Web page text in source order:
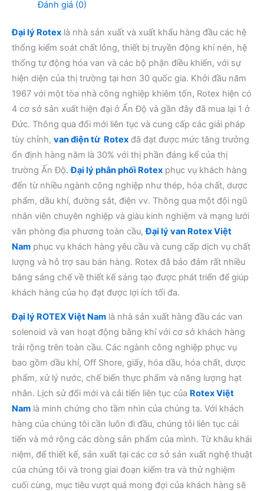
Đánh giá (0)
Đại lý Rotex là nhà sản xuất và xuất khẩu hàng đầu các hệ
thống kiểm soát chất lỏng, thiết bị truyền động khí nén, hệ
thống tự động hóa van và các bộ phận điều khiển, với sự
hiện diện của thị trường tại hơn 30 quốc gia. Khởi đầu năm
1967 với một tòa nhà công nghiệp khiêm tốn, Rotex hiện có
4 cơ sở sản xuất hiện đại ở Ấn Độ và gần đây đã mua lại 1 ở
Đức. Thông qua đổi mới liên tục và cung cấp các giải pháp
tùy chỉnh, van điện từ Rotex đã đạt được mức tăng trưởng
ổn định hàng năm là 30% với thị phần đáng kể của thị
trường Ấn Độ.Đại lý phân phối Rotex phục vụ khách hàng
đến từ nhiều ngành công nghiệp như thép, hóa chất, dược
phẩm, dầu khí, đường sắt, điện vv. Thông qua một đội ngũ
nhân viên chuyên nghiệp và giàu kinh nghiệm và mạng lưới
văn phòng địa phương toàn cầu,Đại lý van Rotex Việt
Nam phục vụ khách hàng yêu cầu và cung cấp dịch vụ chất
lượng và hỗ trợ sau bán hàng. Rotex đã bảo đảm rất nhiều
bằng sáng chế về thiết kế sáng tạo được phát triển để giúp
khách hàng của họ đạt được lợi ích tối đa.
Đại lý ROTEX Việt Nam là nhà sản xuất hàng đầu các van
solenoid và van hoạt động bằng khí với cơ sở khách hàng
trải rộng trên toàn cầu. Các ngành công nghiệp phục vụ
bao gồm dầu khí, Off Shore, giấy, hóa dầu, hóa chất, dược
phẩm, xử lý nước, chế biến thực phẩm và năng lượng hạt
nhân. Lịch sử đổi mới và cải tiến liên tục của Rotex Việt
Nam là minh chứng cho tầm nhìn của chúng ta. Với khách
hàng của chúng tôi cần luôn đi đầu, chúng tôi liên tục cải
tiến và mở rộng các dòng sản phẩm của mình. Từ khâu khái
niệm, để thiết kế, sản xuất tại các cơ sở sản xuất nghệ thuật
của chúng tôi và trong giai đoạn kiểm tra và thử nghiệm
cuối cùng, mục tiêu vượt quá mong đợi của khách hàng sẽ